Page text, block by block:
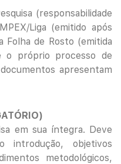
(responsabilidade
Liga (emitido após
Folha de Rosto (emitida
o próprio processo de
apresentam
em sua íntegra. Deve
introdução, objetivos
metodológicos,